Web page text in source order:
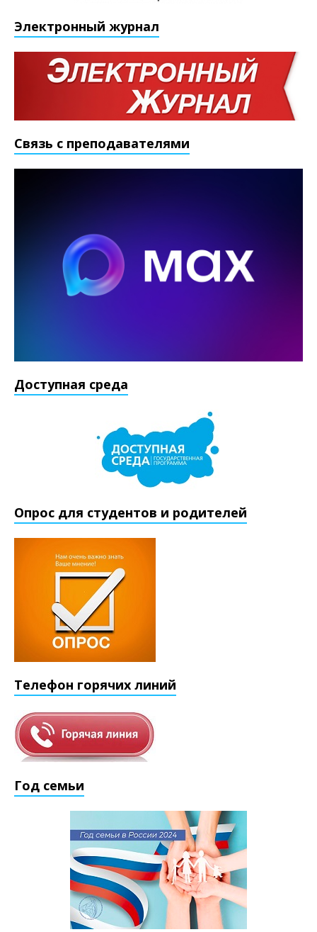
Электронный журнал
Связь с преподавателями
Доступная среда
Опрос для студентов и родителей
Телефон горячих линий
Год семьи